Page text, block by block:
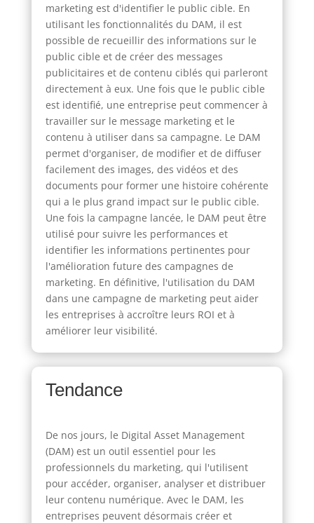
marketing est d'identifier le public cible. En
utilisant les fonctionnalités du DAM, il est
possible de recueillir des informations sur le
public cible et de créer des messages
publicitaires et de contenu ciblés qui parleront
directement à eux. Une fois que le public cible
est identifié, une entreprise peut commencer à
travailler sur le message marketing et le
contenu à utiliser dans sa campagne. Le DAM
permet d'organiser, de modifier et de diffuser
facilement des images, des vidéos et des
documents pour former une histoire cohérente
qui a le plus grand impact sur le public cible.
Une fois la campagne lancée, le DAM peut être
utilisé pour suivre les performances et
identifier les informations pertinentes pour
l'amélioration future des campagnes de
marketing. En définitive, l'utilisation du DAM
dans une campagne de marketing peut aider
les entreprises à accroître leurs ROI et à
améliorer leur visibilité.
Tendance
De nos jours, le Digital Asset Management
(DAM) est un outil essentiel pour les
professionnels du marketing, qui l'utilisent
pour accéder, organiser, analyser et distribuer
leur contenu numérique. Avec le DAM, les
entreprises peuvent désormais créer et